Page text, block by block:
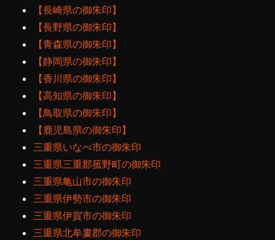
【長崎県の御朱印】
【長野県の御朱印】
【青森県の御朱印】
【静岡県の御朱印】
【香川県の御朱印】
【高知県の御朱印】
【鳥取県の御朱印】
【鹿児島県の御朱印】
三重県いなべ市の御朱印
三重県三重郡菰野町の御朱印
三重県亀山市の御朱印
三重県伊勢市の御朱印
三重県伊賀市の御朱印
三重県北牟婁郡の御朱印